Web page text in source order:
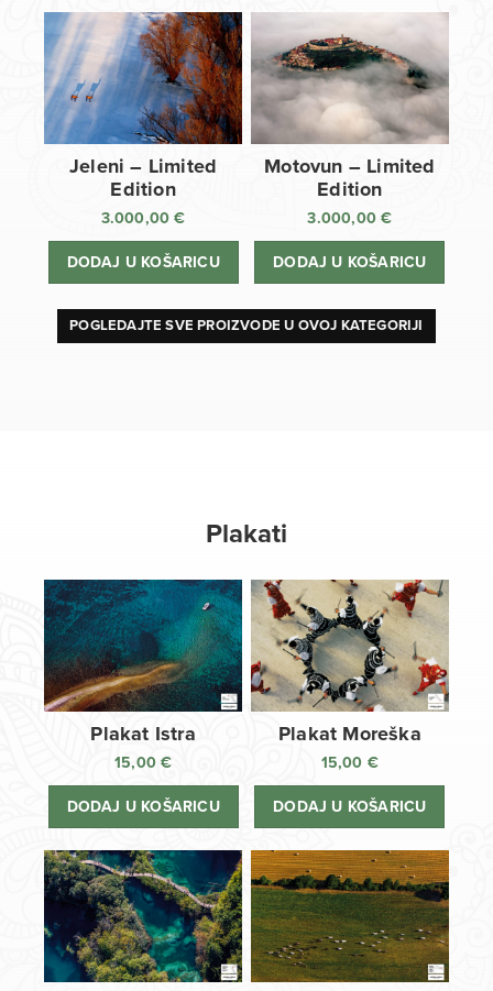
Jeleni – Limited
Edition
3.000,00€
DODAJ U KOŠARICU
Motovun – Limited
Edition
3.000,00€
DODAJ U KOŠARICU
POGLEDAJTE SVE PROIZVODE U OVOJ KATEGORIJI
Plakati
Plakat Istra
15,00€
DODAJ U KOŠARICU
Plakat Moreška
15,00 €
DODAJ U KOŠARICU